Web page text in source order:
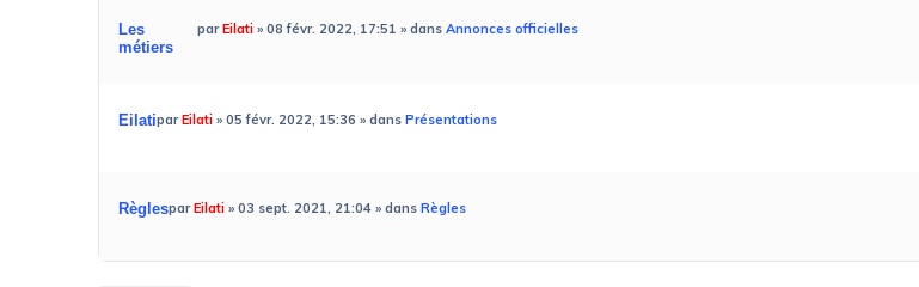
Les
métiers
parEilati» 08 févr. 2022, 17:51 » dans Annonces officielles
EilatiparEilati »05 févr. 2022, 15:36 » dansPrésentations
RèglesparEilati »03 sept. 2021, 21:04 » dansRègles